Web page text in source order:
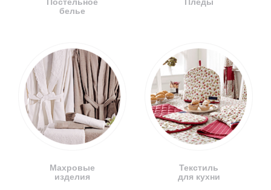
белье
Махровые
изделия
Текстиль
для кухни